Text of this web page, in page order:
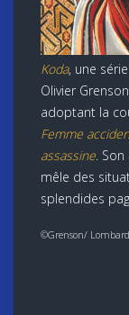
Koda, une
Olivier
adoptant la
Femme
assassine.
mêle des
splendides
©Grenson/ Lombard